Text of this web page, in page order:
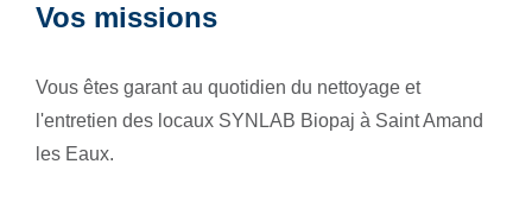
Vos missions
Vous êtes garant au quotidien du nettoyage et
l'entretien des locaux SYNLAB Biopaj à Saint Amand
les Eaux.